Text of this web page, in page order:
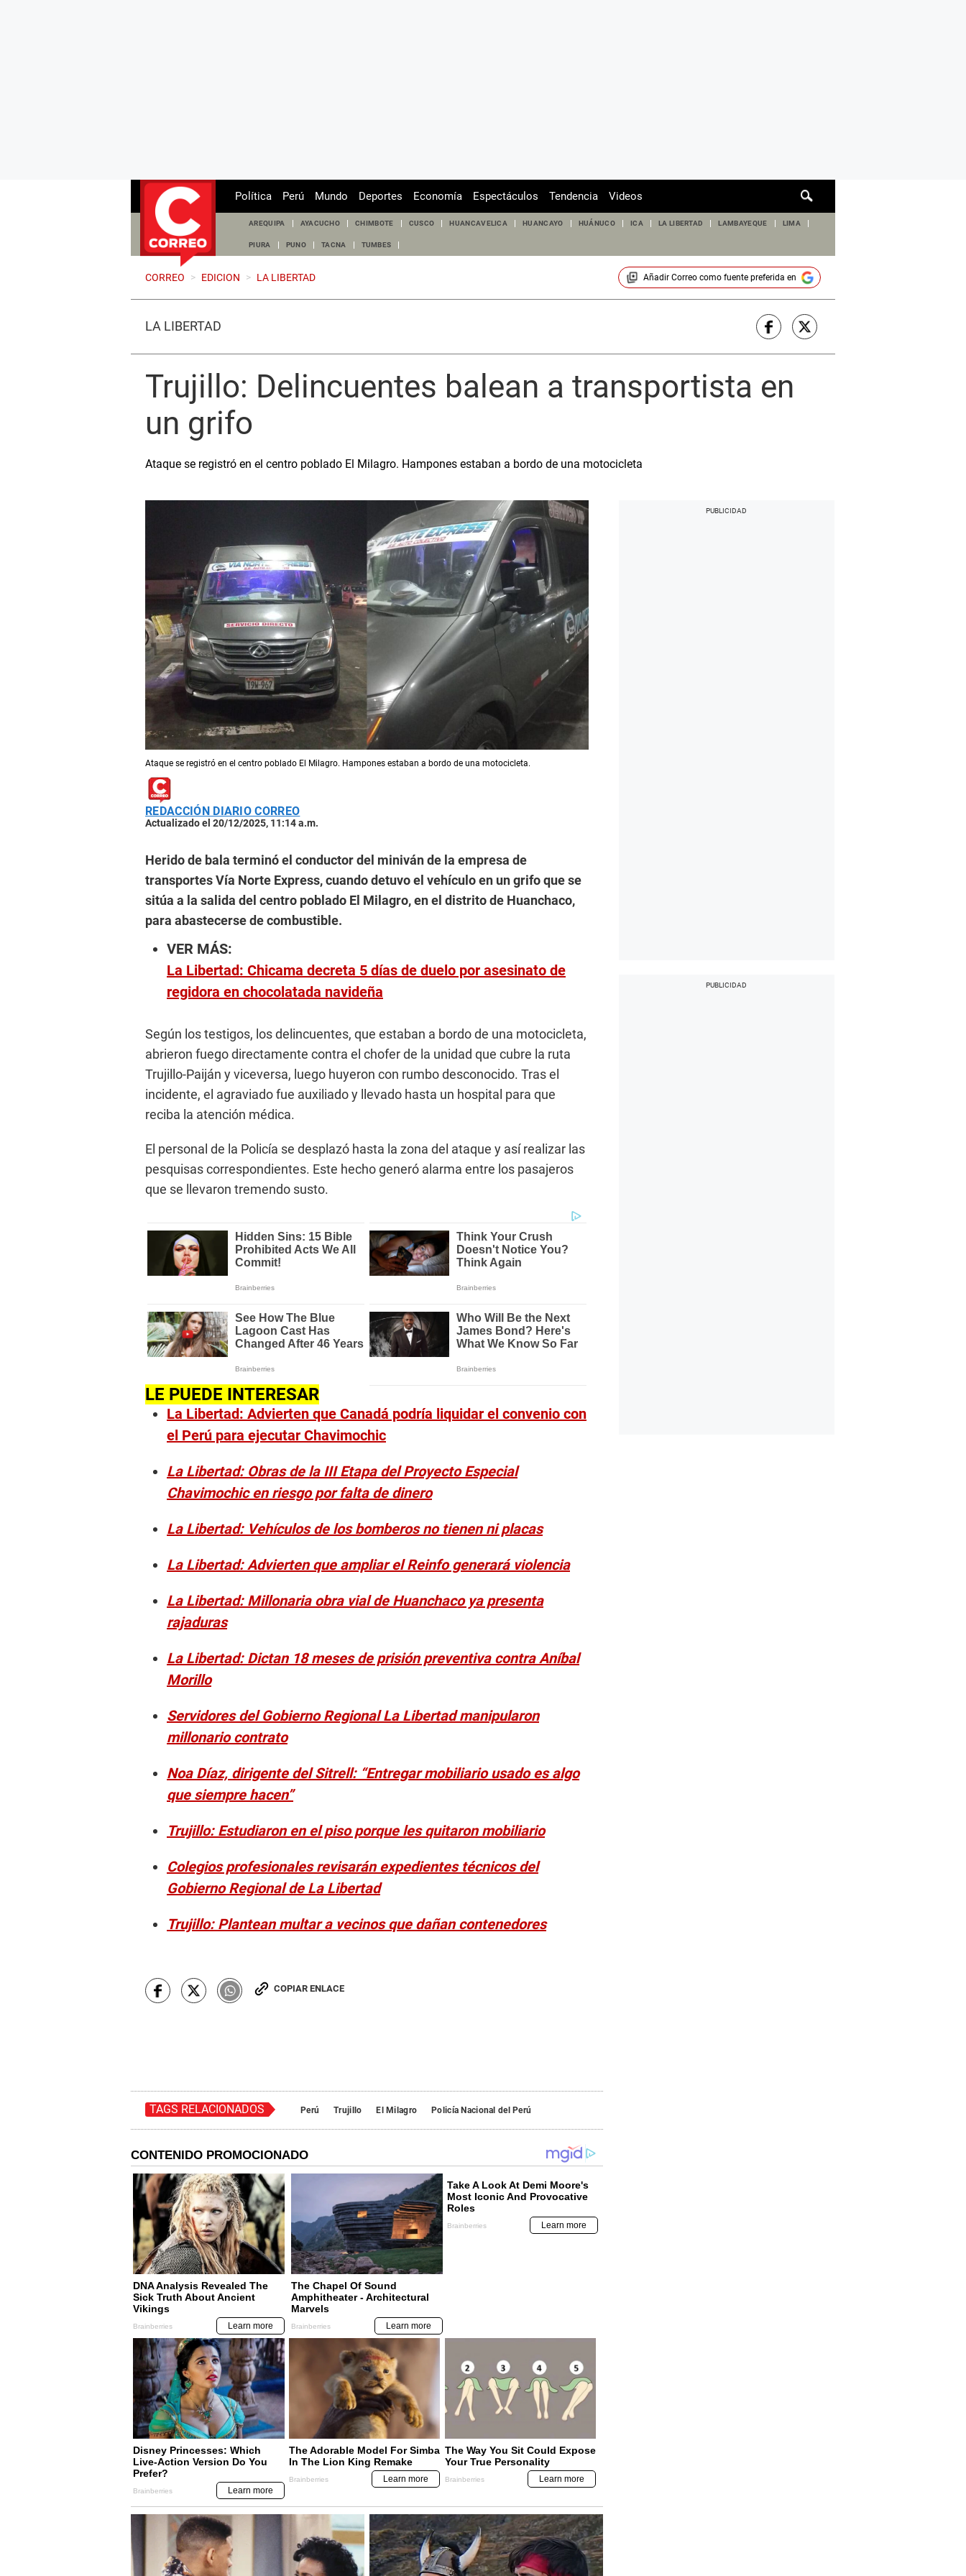
de
Política Perú Mundo Deportes Economía Espectáculos Tendencia Videos
AREQUIPA AYACUCHO CHIMBOTE CUSCO HUANCAVELICA HUANCAYO HUÁNUCO ICA LA LIBERTAD LAMBAYEQUE LIMA
PIURA PUNO TACNA TUMBES
CORREO > EDICION > LA LIBERTAD Añadir Correocomo fuente preferida en
LA LIBERTAD
Trujillo: Delincuentes balean a transportista en
un grifo
Ataque se registró en el centro poblado El Milagro. Hampones estaban a bordo de una motocicleta
Ataque se registró en el centro poblado El Milagro. Hampones estaban a bordo de una motocicleta.
REDACCIÓN DIARIO CORREO
Actualizado el 20/12/2025, 11:14 a.m.
Herido de bala terminó el conductor del miniván de la empresa de
transportes Vía Norte Express, cuando detuvo el vehículo en un grifo que se
sitúa a la salida del centro poblado El Milagro, en el distrito de Huanchaco,
para abastecerse de combustible.
VER MÁS:
La Libertad: Chicama decreta 5 días de duelo por asesinato de
regidora en chocolatada navideña
Según los testigos, los delincuentes, que estaban a bordo de una motocicleta,
abrieron fuego directamente contra el chofer de la unidad que cubre la ruta
Trujillo-Paiján y viceversa, luego huyeron con rumbo desconocido. Tras el
incidente, el agraviado fue auxiliado y llevado hasta un hospital para que
reciba la atención médica.
El personal de la Policía se desplazó hasta la zona del ataque y así realizar las
pesquisas correspondientes. Este hecho generó alarma entre los pasajeros
que se llevaron tremendo susto.
LE PUEDE INTERESAR
La Libertad: Advierten que Canadá podría liquidar el convenio con
el Perú para ejecutar Chavimochic
La Libertad: Obras de la III Etapa del Proyecto Especial
Chavimochic en riesgo por falta de dinero
La Libertad: Vehículos de los bomberos no tienen ni placas
La Libertad: Advierten que ampliar el Reinfo generará violencia
La Libertad: Millonaria obra vial de Huanchaco ya presenta
rajaduras
La Libertad: Dictan 18 meses de prisión preventiva contra Aníbal
Morillo
Servidores del Gobierno Regional La Libertad manipularon
millonario contrato
Noa Díaz, dirigente del Sitrell: “Entregar mobiliario usado es algo
que siempre hacen”
Trujillo: Estudiaron en el piso porque les quitaron mobiliario
Colegios profesionales revisarán expedientes técnicos del
Gobierno Regional de La Libertad
Trujillo: Plantean multar a vecinos que dañan contenedores
COPIAR ENLACE
TAGS RELACIONADOS Perú Trujillo El Milagro Policía Nacional del Perú